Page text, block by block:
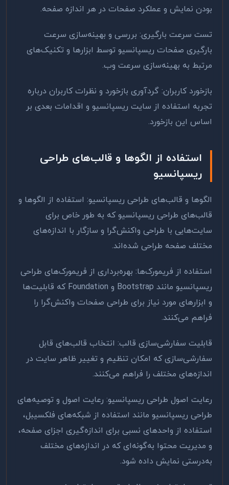
بودن نمایش و عملکرد صفحات در هر اندازه صفحه.
تست سرعت بارگیری: بررسی و بهینه‌سازی سرعت
بارگیری صفحات ریسپانسیو توسط ابزارها و تکنیک‌های
مرتبط به بهینه‌سازی سرعت وب.
بازخورد کاربران: گردآوری بازخورد و نظرات کاربران درباره
تجربه استفاده از سایت ریسپانسیو و اقدامات بعدی بر
اساس این بازخورد.
استفاده از الگوها و قالب‌های طراحی
ریسپانسیو
الگوها و قالب‌های طراحی ریسپانسیو: استفاده از الگوها و
قالب‌های طراحی ریسپانسیو که به طور خاص برای
سایت‌هایی با طراحی واکنش‌گرا و سازگار با اندازه‌های
مختلف صفحه طراحی شده‌اند.
استفاده از فریمورک‌ها: بهره‌برداری از فریمورک‌های طراحی
ریسپانسیو مانند Bootstrap و Foundationکه قابلیت‌ها
و ابزارهای مورد نیاز برای طراحی صفحات واکنش‌گرا را
فراهم می‌کنند.
قابلیت سفارشی‌سازی قالب: انتخاب قالب‌های قابل
سفارشی‌سازی که امکان تنظیم و تغییر ظاهر سایت در
اندازه‌های مختلف را فراهم می‌کنند.
رعایت اصول طراحی ریسپانسیو: رعایت اصول و توصیه‌های
طراحی ریسپانسیو مانند استفاده از شبکه‌های فلکسیبل،
استفاده از واحدهای نسبی برای اندازه‌گیری اجزای صفحه،
و مدیریت محتوا به‌گونه‌ای که در اندازه‌های مختلف
به‌درستی نمایش داده شود.